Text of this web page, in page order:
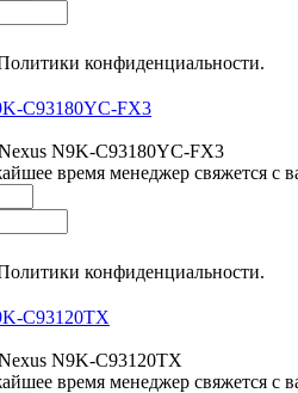
конфиденциальности.
C93180YC-FX3
N9K-C93180YC-FX3
время менеджер свяжется с
конфиденциальности.
C93120TX
N9K-C93120TX
время менеджер свяжется с